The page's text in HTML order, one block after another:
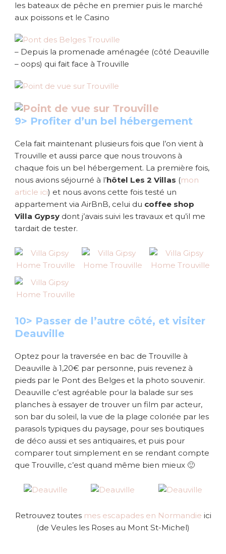
les bateaux de pêche en premier puis le marché
aux poissons et le Casino
– Depuis la promenade aménagée (côté Deauville
– oops) qui fait face à Trouville
9> Profiter d’un bel hébergement
Cela fait maintenant plusieurs fois que l’on vient à
Trouville et aussi parce que nous trouvons à
chaque fois un bel hébergement. La première fois,
nous avions séjourné à l’hôtel Les 2 Villas (mon
article ici) et nous avons cette fois testé un
appartement via AirBnB, celui du coffee shop
Villa Gypsy dont j’avais suivi les travaux et qu’il me
tardait de tester.
10> Passer de l’autre côté, et visiter
Deauville
Optez pour la traversée en bac de Trouville à
Deauville à 1,20€ par personne, puis revenez à
pieds par le Pont des Belges et la photo souvenir.
Deauville c’est agréable pour la balade sur ses
planches à essayer de trouver un film par acteur,
son bar du soleil, la vue de la plage coloriée par les
parasols typiques du paysage, pour ses boutiques
de déco aussi et ses antiquaires, et puis pour
comparer tout simplement en se rendant compte
que Trouville, c’est quand même bien mieux 🙂
Retrouvez toutes mes escapades en Normandie ici
(de Veules les Roses au Mont St-Michel)